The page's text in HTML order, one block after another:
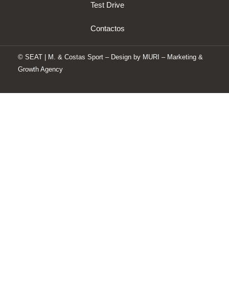
Test Drive
Contactos
© SEAT | M. & Costas Sport – Design by MURI – Marketing &
Growth Agency